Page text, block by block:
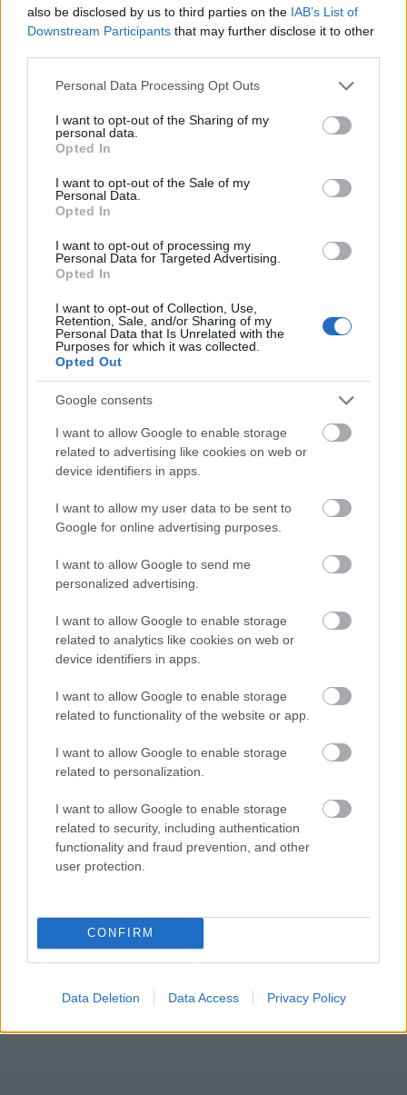
also be disclosed by us to third parties on the IAB’s List of
Downstream Participants that may further disclose it to other
Please note that this website/app uses one or more Google
not limited to your visit or usage behaviour. You may click to
grant or deny consent to Google and its third-party tags to
use your data for below specified purposes in below Google
consent section.
Personal Data Processing Opt Outs
I want to opt-out of the Sharing of my
personal data.
Opted In
I want to opt-out of the Sale of my
Personal Data.
Opted In
I want to opt-out of processing my
Personal Data for Targeted Advertising.
Opted In
I want to opt-out of Collection, Use,
Retention, Sale, and/or Sharing of my
Personal Data that Is Unrelated with the
Purposes for which it was collected.
Opted Out
Google consents
I want to allow Google to enable storage
related to advertising like cookies on web or
device identifiers in apps.
I want to allow my user data to be sent to
Google for online advertising purposes.
I want to allow Google to send me
personalized advertising.
I want to allow Google to enable storage
related to analytics like cookies on web or
device identifiers in apps.
I want to allow Google to enable storage
related to functionality of the website or app.
I want to allow Google to enable storage
related to personalization.
I want to allow Google to enable storage
related to security, including authentication
functionality and fraud prevention, and other
user protection.
CONFIRM
Data Deletion Data Access Privacy Policy
Európa gáztartalékai alacsony szinten: nehéz
tél előtt állunk?
HÍREK egy órája
Ezek Irán új feltételei a Hormuzi-szoros
megnyitásához - hosszú a lista
HÍREK 2 órája
Románia már a frontra szállít? Súlyos
vádakkal rukkoltak elő az oroszok
keddre várható javulás
NÉPSZERŰ